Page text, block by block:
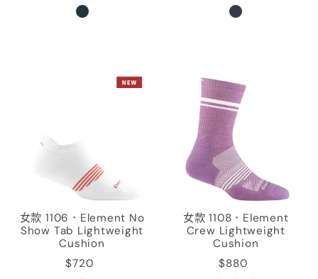
女款 1106．Element No
Show Tab Lightweight
Cushion
$720
女款 1108．Element
Crew Lightweight
Cushion
$880